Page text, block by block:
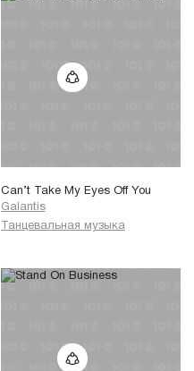
Can’t Take My Eyes Off You
Galantis
Танцевальная музыка